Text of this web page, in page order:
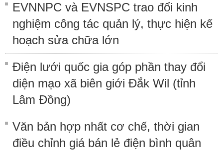
EVNNPC và EVNSPC trao đổi kinh
nghiệm công tác quản lý, thực hiện kế
hoạch sửa chữa lớn
Điện lưới quốc gia góp phần thay đổi
diện mạo xã biên giới Đắk Wil (tỉnh
Lâm Đồng)
Văn bản hợp nhất cơ chế, thời gian
điều chỉnh giá bán lẻ điện bình quân